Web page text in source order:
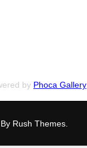
by Phoca Gallery
Rush Themes